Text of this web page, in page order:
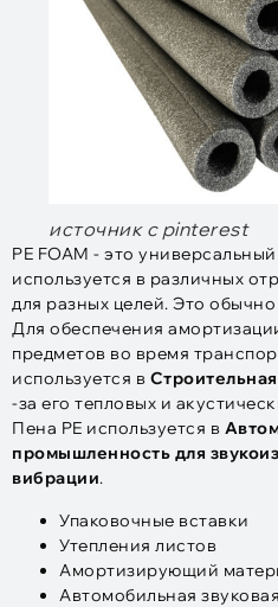
источник с pinterest
PE FOAM - это
используется в различных
для разных целей. Это обычно
Для обеспечения
предметов во время
используется в
-за его тепловых и
Пена PE используется в
промышленность для
вибрации.
Упаковочные вставки
Утепления листов
Амортизирующий
Автомобильная